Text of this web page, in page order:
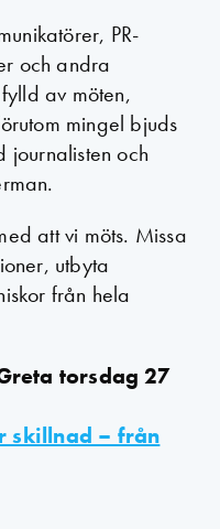
PR-
och andra
av möten,
mingel bjuds
journalisten och
att vi möts. Missa
utbyta
från hela
torsdag 27
skillnad – från